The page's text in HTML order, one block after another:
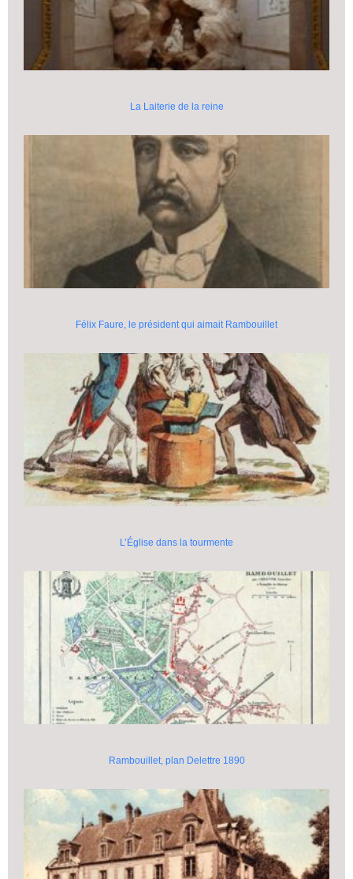
La Laiterie de la reine
Félix Faure, le président qui aimait Rambouillet
L’Église dans la tourmente
Rambouillet, plan Delettre 1890